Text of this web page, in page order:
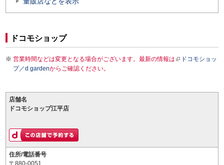
ドコモショップ
営業時間などは変更となる場合がございます。最新の情報は
ドコモショッ
プ／d gardenからご確認ください。
店舗名
ドコモショップ江平店
住所/電話番号
〒880-0051